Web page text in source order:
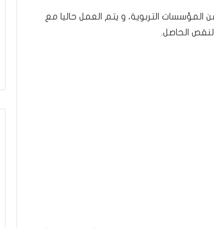
التربوية، و يتم العمل حاليا مع
الحاصل.